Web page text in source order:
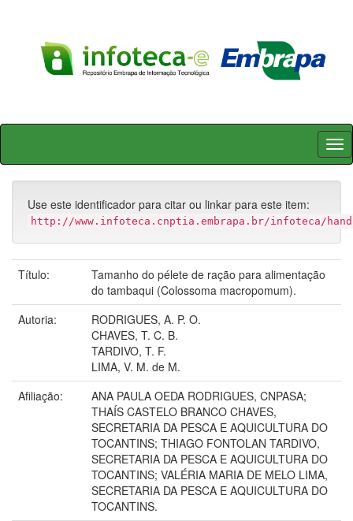
Skip
Use este identificador para citar ou linkar para este item:
http://www.infoteca.cnptia.embrapa.br/infoteca/
Título:
Tamanho do pélete de ração para alimentação
do tambaqui (Colossoma macropomum).
Autoria:
RODRIGUES, A. P. O.
CHAVES, T. C. B.
TARDIVO, T. F.
LIMA, V. M. de M.
Afiliação:
ANA PAULA OEDA RODRIGUES, CNPASA;
THAÍS CASTELO BRANCO CHAVES,
SECRETARIA DA PESCA E AQUICULTURA DO
TOCANTINS; THIAGO FONTOLAN TARDIVO,
SECRETARIA DA PESCA E AQUICULTURA DO
TOCANTINS; VALÉRIA MARIA DE MELO LIMA,
SECRETARIA DA PESCA E AQUICULTURA DO
TOCANTINS.